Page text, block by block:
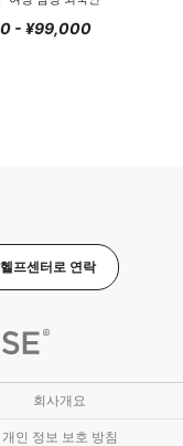
- ¥99,000
프센터로 연락
회사개요
개인 정보 보호 방침